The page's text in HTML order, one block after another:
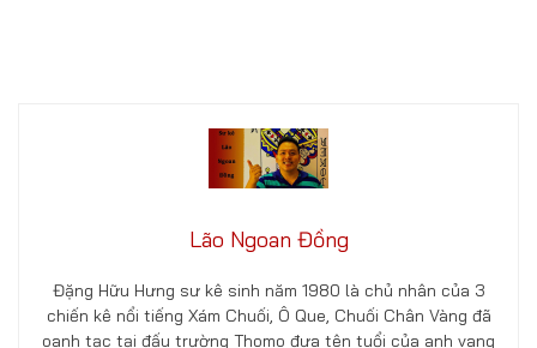
Lão Ngoan Đồng
Đặng Hữu Hưng sư kê sinh năm 1980 là chủ nhân của 3
chiến kê nổi tiếng Xám Chuối, Ô Que, Chuối Chân Vàng đã
oanh tạc tại đấu trường Thomo đưa tên tuổi của anh vang